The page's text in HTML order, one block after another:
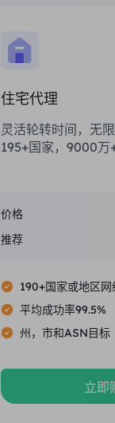
住宅代理
灵活轮转时间，无
195+国家，9000万
价格
推荐
190+国家或地区网
平均成功率99.5%
州，市和ASN目标
立即